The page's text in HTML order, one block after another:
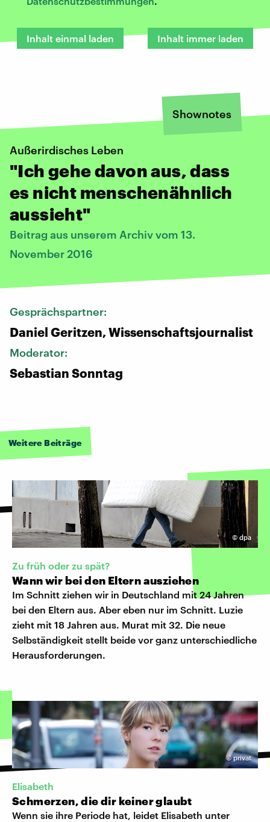
Inhalt einmal laden Inhalt immer laden
Shownotes
Außerirdisches Leben
"Ich gehe davon aus, dass
es nicht menschenähnlich
aussieht"
Beitrag aus unserem Archiv vom 13.
November 2016
Gesprächspartner:
Daniel Geritzen, Wissenschaftsjournalist
Moderator:
Sebastian Sonntag
Weitere Beiträge
©dpa
Zu früh oder zu spät?
Wann wir bei den Eltern ausziehen
Im Schnitt ziehen wir in Deutschland mit 24 Jahren
bei den Eltern aus. Aber eben nur im Schnitt. Luzie
zieht mit 18 Jahren aus. Murat mit 32. Die neue
Selbständigkeit stellt beide vor ganz unterschiedliche
Herausforderungen.
©privat
Elisabeth
Schmerzen, die dir keiner glaubt
Wenn sie ihre Periode hat, leidet Elisabeth unter